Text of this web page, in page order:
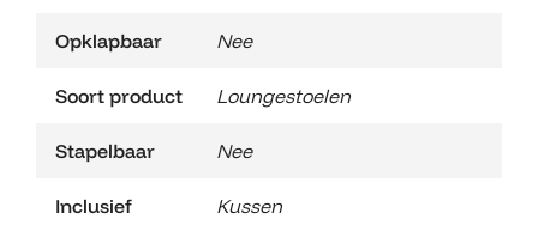
Opklapbaar Nee
Soort product Loungestoelen
Stapelbaar Nee
Inclusief Kussen